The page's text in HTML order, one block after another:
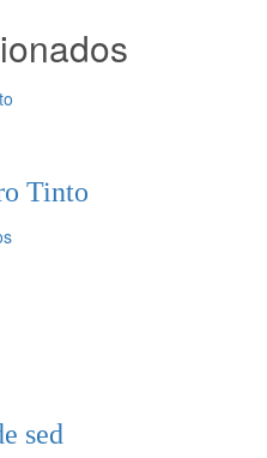
Tinto
sed